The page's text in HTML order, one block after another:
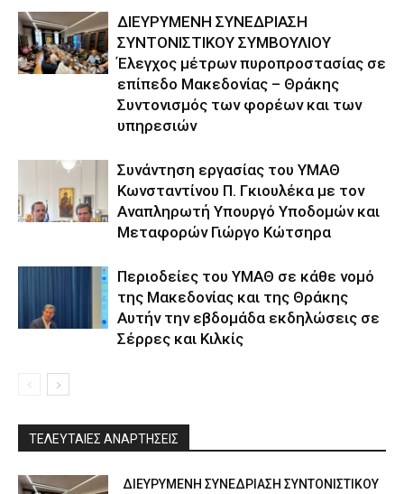
ΔΙΕΥΡΥΜΕΝΗ ΣΥΝΕΔΡΙΑΣΗ
ΣΥΝΤΟΝΙΣΤΙΚΟΥ ΣΥΜΒΟΥΛΙΟΥ
Έλεγχος μέτρων πυροπροστασίας σε
επίπεδο Μακεδονίας – Θράκης
Συντονισμός των φορέων και των
υπηρεσιών
Συνάντηση εργασίας του ΥΜΑΘ
Κωνσταντίνου Π. Γκιουλέκα με τον
Αναπληρωτή Υπουργό Υποδομών και
Μεταφορών Γιώργο Κώτσηρα
Περιοδείες του ΥΜΑΘ σε κάθε νομό
της Μακεδονίας και της Θράκης
Αυτήν την εβδομάδα εκδηλώσεις σε
Σέρρες και Κιλκίς
ΤΕΛΕΥΤΑΙΕΣ ΑΝΑΡΤΗΣΕΙΣ
ΔΙΕΥΡΥΜΕΝΗ ΣΥΝΕΔΡΙΑΣΗ ΣΥΝΤΟΝΙΣΤΙΚΟΥ